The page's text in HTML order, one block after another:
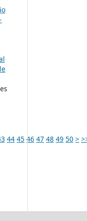
44 45 46 47 48 49 50 >